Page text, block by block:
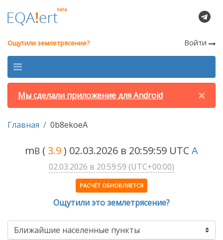
Ощутили землетрясение? Войти
×
Мы сделали приложение для Android
Главная 0b8ekoeA
mB ( 3.9) 02.03.2026 в 20:59:59 UTCA
02.03.2026 в 20:59:59 (UTC+00:00)
РАСЧЁТ ОБНОВЛЯЕТСЯ
Ощутили это землетрясение?